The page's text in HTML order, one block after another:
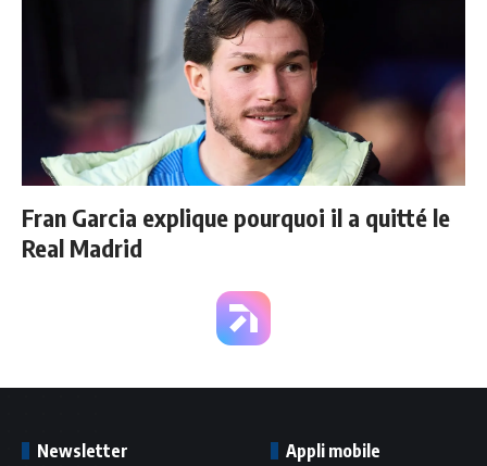
Fran Garcia explique pourquoi il a quitté le
Real Madrid
Newsletter Appli mobile